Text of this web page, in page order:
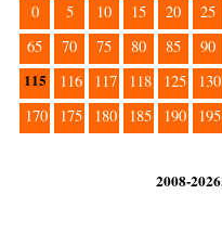
0 5 10 15 20 25
65
70 75 80 85 90
115 116 117 118 125 130
170
175 180 185 190 195
2008-